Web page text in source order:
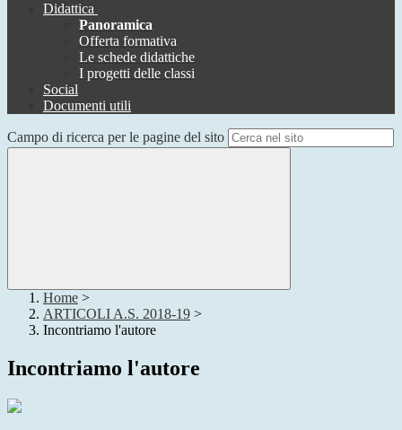
Didattica
Panoramica
Offerta formativa
Le schede didattiche
I progetti delle classi
Social
Documenti utili
Campo di ricerca per le pagine del sito
Home >
ARTICOLI A.S. 2018-19 >
Incontriamo l'autore
Incontriamo l'autore